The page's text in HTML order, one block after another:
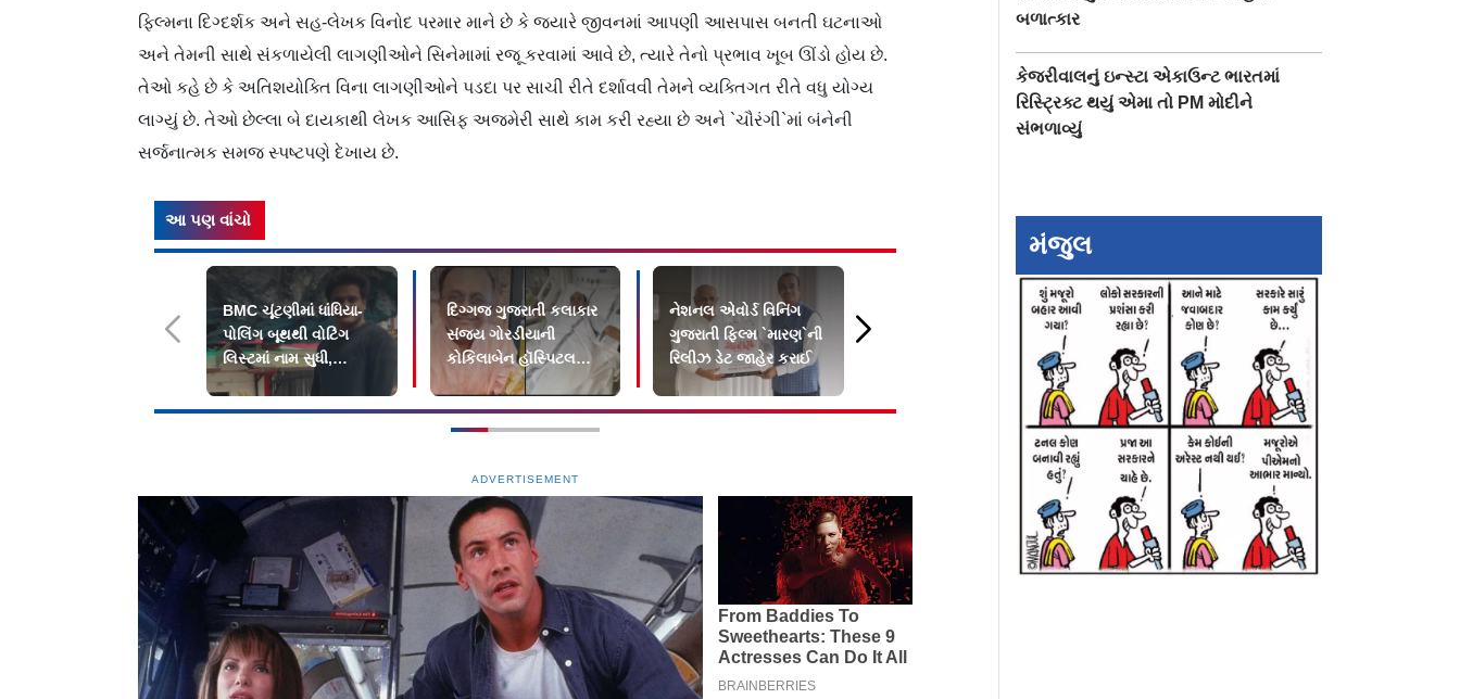
ફિલ્મના દિગ્દર્શક અને સહ-લેખક વિનોદ પરમાર માને છે કે જ્યારે જીવનમાં આપણી આસપાસ બનતી ઘટનાઓ
અને તેમની સાથે સંકળાયેલી લાગણીઓને સિનેમામાં રજૂ કરવામાં આવે છે, ત્યારે તેનો પ્રભાવ ખૂબ ઊંડો હોય છે.
તેઓ કહે છે કે અતિશયોક્તિ વિના લાગણીઓને પડદા પર સાચી રીતે દર્શાવવી તેમને વ્યક્તિગત રીતે વધુ યોગ્ય
લાગ્યું છે. તેઓ છેલ્લા બે દાયકાથી લેખક આસિફ અજમેરી સાથે કામ કરી રહ્યા છે અને `ચૌરંગી`માં બંનેની
સર્જનાત્મક સમજ સ્પષ્ટપણે દેખાય છે.
આ પણ વાંચો
BMC ચૂંટણીમાં ધાંધિયા-
પોલિંગ બૂથથી વોટિંગ
લિસ્ટમાં નામ સુધી,
લોકોએ વેઠી હેરાનગતિ
દિગ્ગજ ગુજરાતી કલાકાર
સંજય ગોરડીયાની
કોકિલાબેન હૉસ્પિટલમાં
થઈ એન્જીયોગ્રાફી
નેશનલ એવોર્ડ વિનિંગ
ગુજરાતી ફિલ્મ `મારણ`ની
રિલીઝ ડેટ જાહેર કરાઈ
ભરપૂર ફિલ્મ ‘કડકનાથ’નું
નડિયાદવાલા ગ્રાન્ડસન
એન્ટરટેઈનમેન્ટની પહેલી
ગુજરાતી ફિલ્મ ધબકારોનું
ટ્રેલર રિલીઝ
ADVERTISEMENT
બળાત્કાર
કેજરીવાલનું ઇન્સ્ટા એકાઉન્ટ ભારતમાં
રિસ્ટ્રિક્ટ થયું એમા તો PM મોદીને
સંભળાવ્યું
મંજુલ